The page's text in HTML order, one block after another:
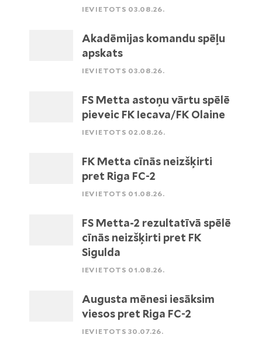
IEVIETOTS 03.08.26.
Akadēmijas komandu spēļu
apskats
IEVIETOTS 03.08.26.
FS Metta astoņu vārtu spēlē
pieveic FK Iecava/FK Olaine
IEVIETOTS 02.08.26.
FK Metta cīnās neizšķirti
pret Riga FC-2
IEVIETOTS 01.08.26.
FS Metta-2 rezultatīvā spēlē
cīnās neizšķirti pret FK
Sigulda
IEVIETOTS 01.08.26.
Augusta mēnesi iesāksim
viesos pret Riga FC-2
IEVIETOTS 30.07.26.